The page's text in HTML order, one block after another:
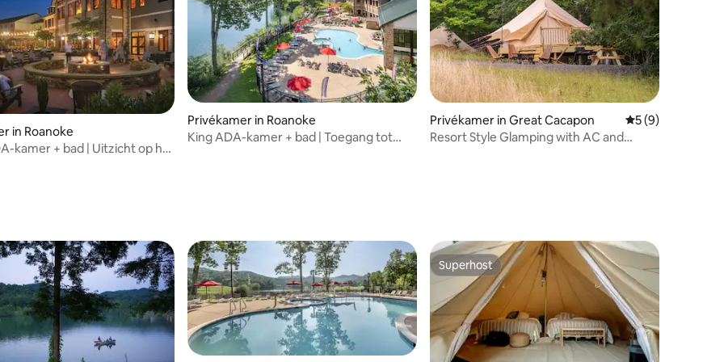
in Roanoke
kamer + bad | Uitzicht op het
Privékamer in Roanoke
King ADA-kamer + bad | Toegang tot
Privékamer in Great Cacapon Gemiddelde
5 (9)
Resort Style Glamping with AC and
Superhost
Superhost